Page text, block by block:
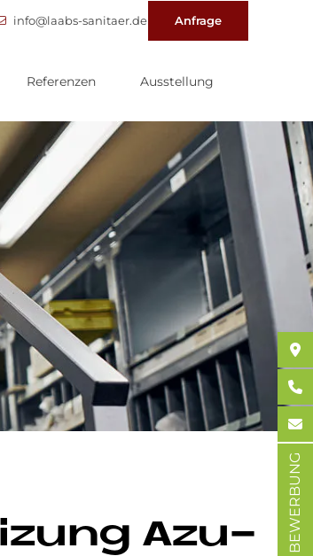
info@laabs-sanitaer.de Anfrage
Referenzen Ausstellung
Azu­ BEWERBUNG